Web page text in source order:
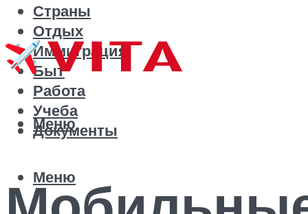
Страны
Отдых
Иммиграция
Быт
Работа
Учеба
Документы
Меню
Меню